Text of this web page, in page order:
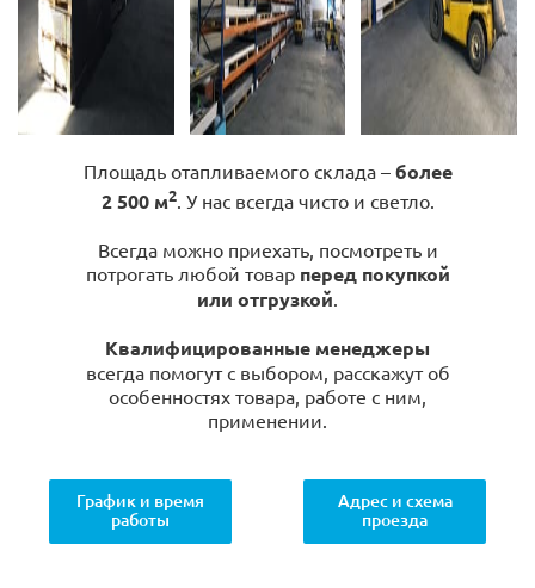
Площадь отапливаемого склада – более
2 500 м2. У нас всегда чисто и светло.
Всегда можно приехать, посмотреть и
потрогать любой товар перед покупкой
или отгрузкой.
Квалифицированные менеджеры
всегда помогут с выбором, расскажут об
особенностях товара, работе с ним,
применении.
График и время
работы
Адрес и схема
проезда